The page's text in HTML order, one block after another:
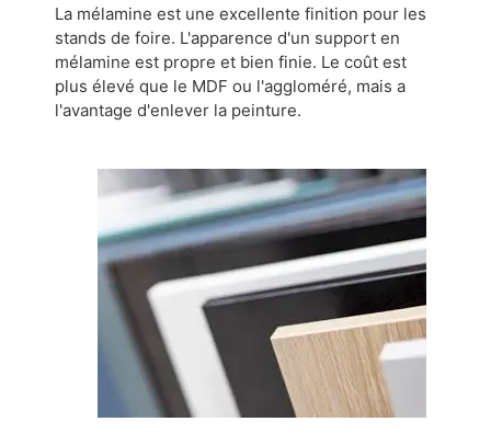
La mélamine est une excellente finition pour les
stands de foire. L'apparence d'un support en
mélamine est propre et bien finie. Le coût est
plus élevé que le MDF ou l'aggloméré, mais a
l'avantage d'enlever la peinture.